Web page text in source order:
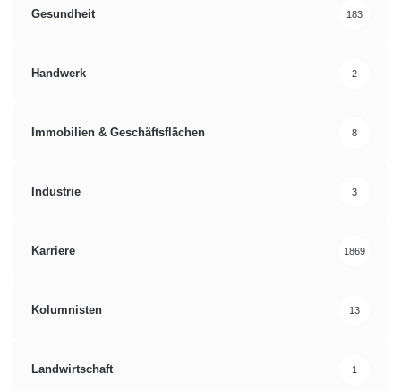
Gesundheit 183
Handwerk 2
Immobilien & Geschäftsflächen 8
Industrie 3
Karriere 1869
Kolumnisten 13
Landwirtschaft 1